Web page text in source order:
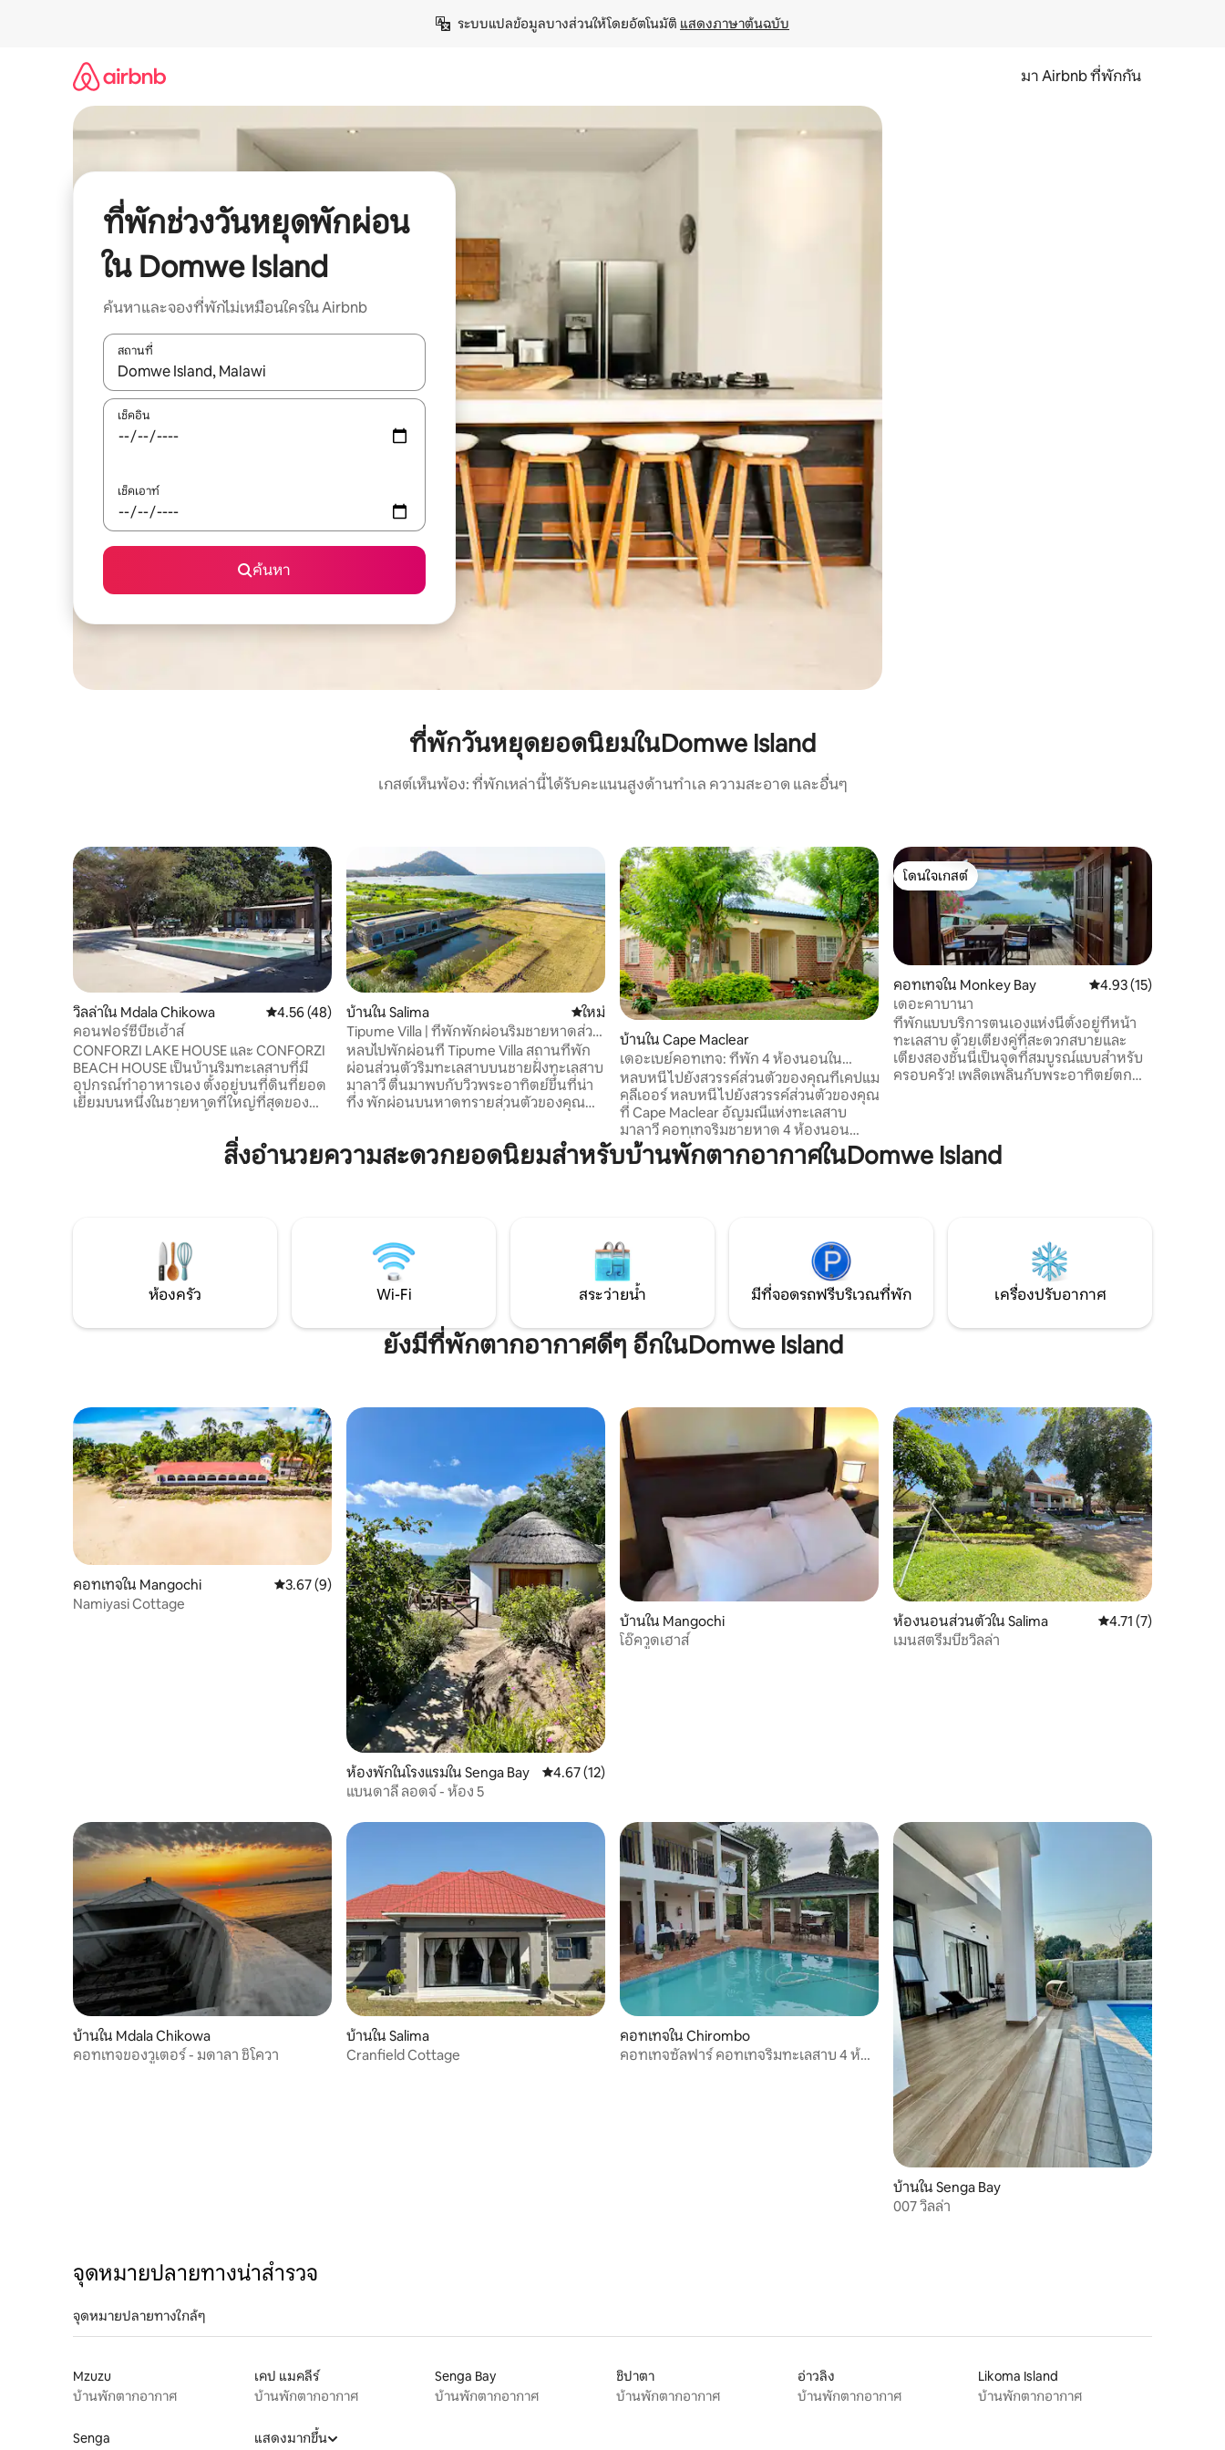
ระบบแปลข้อมูลบางส่วนให้โดยอัตโนมัติ แสดงภาษาต้นฉบับ
มา Airbnb ที่พักกัน
ที่พักช่วงวันหยุดพักผ่อน
ใน Domwe Island
ค้นหาและจองที่พักไม่เหมือนใครใน Airbnb
สถานที่
ใช้ลูกศรขึ้นลง หรือใช้การสัมผัสหรือปัด เพื่อสำรวจผลการค้นหา
เช็คอิน
เช็คเอาท์
ค้นหา
ที่พักวันหยุดยอดนิยมในDomwe Island
เกสต์เห็นพ้อง: ที่พักเหล่านี้ได้รับคะแนนสูงด้านทำเล ความสะอาด และอื่นๆ
วิลล่าใน Mdala Chikowa คะแนนเฉลี่ย 4.56 จาก 5, 48 รีวิว
4.56 (48)
คอนฟอร์ซีบีชเฮ้าส์
CONFORZI LAKE HOUSE และ CONFORZI
BEACH HOUSE เป็นบ้านริมทะเลสาบที่มี
อุปกรณ์ทำอาหารเอง ตั้งอยู่บนที่ดินที่ยอด
เยี่ยมบนหนึ่งในชายหาดที่ใหญ่ที่สุดของ
อยู่ใกล้ทะเลสาบมากจนรู้สึกเหมือนว่ากำลัง
มีสระว่ายน้ำแบบอินฟินิตี้ใหม่และสวยงาม ดู
บ้านใน Salima ที่พักใหม่
ใหม่
Tipume Villa | ที่พักพักผ่อนริมชายหาดส่วน
ตัว ทะเลสาบมาลาวี
หลบไปพักผ่อนที่ Tipume Villa สถานที่พัก
ผ่อนส่วนตัวริมทะเลสาบบนชายฝั่งทะเลสาบ
มาลาวี ตื่นมาพบกับวิวพระอาทิตย์ขึ้นที่น่า
ทึ่ง พักผ่อนบนหาดทรายส่วนตัวของคุณ
อย่างสวยงาม มีห้องนอนคิงไซส์กว้างขวาง
ห้องน้ำหรูพร้อมอ่างอาบน้ำ ที่อาบน้ำในร่ม
สะดวกสบายในขณะเดียวกันก็ลดผลกระทบ
ต่อสิ่งแวดล้อม
บ้านใน Cape Maclear
เดอะเบย์คอทเทจ: ที่พัก 4 ห้องนอนใน
เคปแมคลีร์
หลบหนีไปยังสวรรค์ส่วนตัวของคุณที่เคปแม
คลีเออร์ หลบหนีไปยังสวรรค์ส่วนตัวของคุณ
ที่ Cape Maclear อัญมณีแห่งทะเลสาบ
มาลาวี คอทเทจริมชายหาด 4 ห้องนอน
ขนาดใหญ่ที่ได้รับการปรับปรุงใหม่ของเราได้
รับการออกแบบมาอย่างสมบูรณ์แบบสำหรับ
ความเป็นส่วนตัวที่เหนือชั้น พระอาทิตย์
ตกดิน และอิสระสูงสุดในการทำอาหารเอง
ในบ้านที่เงียบสงบ
โดนใจเกสต์
โดนใจเกสต์
คอทเทจใน Monkey Bay คะแนนเฉลี่ย 4.93 จาก
4.93 (15)
เดอะคาบานา
ที่พักแบบบริการตนเองแห่งนี้ตั้งอยู่ที่หน้า
ทะเลสาบ ด้วยเตียงคู่ที่สะดวกสบายและ
เตียงสองชั้นนี่เป็นจุดที่สมบูรณ์แบบสำหรับ
ครอบครัว! เพลิดเพลินกับพระอาทิตย์ตก
ข้ามร้านขายของชำท้องถิ่นที่มีอุปกรณ์ครบ
ครัน 'Stop and Shop' ยามค่ำคืนและที่จอด
สิ่งอำนวยความสะดวกยอดนิยมสำหรับบ้านพักตากอากาศในDomwe Island
ห้องครัว Wi-Fi สระว่ายน้ำ มีที่จอดรถฟรีบริเวณที่พัก เครื่องปรับอากาศ
ยังมีที่พักตากอากาศดีๆ อีกในDomwe Island
คอทเทจใน Mangochi คะแนนเฉลี่ย 3.67 จาก 5, 9 รีวิว
3.67 (9)
Namiyasi Cottage
ห้องพักในโรงแรมใน Senga Bay คะแนนเฉลี่ย 4.67 จาก 5, 12 รีวิว
4.67 (12)
แบนดาลี ลอดจ์ - ห้อง 5
บ้านใน Mangochi
โอ๊ควูดเฮาส์
ห้องนอนส่วนตัวใน Salima คะแนนเฉลี่ย 4.71 จา
4.71 (7)
เมนสตรีมบีชวิลล่า
บ้านใน Mdala Chikowa
คอทเทจของวูเตอร์ - มดาลา ชิโควา
บ้านใน Salima
Cranfield Cottage
คอทเทจใน Chirombo
คอทเทจซัลฟาร์ คอทเทจริมทะเลสาบ 4 ห้อง
บ้านใน Senga Bay
007 วิลล่า
จุดหมายปลายทางน่าสำรวจ
จุดหมายปลายทางใกล้ๆ
Mzuzu
บ้านพักตากอากาศ
เคป แมคลีร์
บ้านพักตากอากาศ
Senga Bay
บ้านพักตากอากาศ
ชิปาตา
บ้านพักตากอากาศ
อ่าวลิง
บ้านพักตากอากาศ
Likoma Island
บ้านพักตากอากาศ
Senga
แสดงมากขึ้น